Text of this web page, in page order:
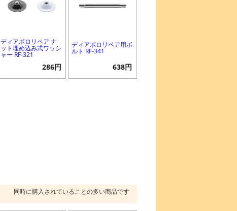
ディアボロリペア ナ
ット埋め込み式ワッシ
ャー RF-321
286円
ディアボロリペア用ボ
ルト RF-341
638円
同時に購入されていることの多い商品です